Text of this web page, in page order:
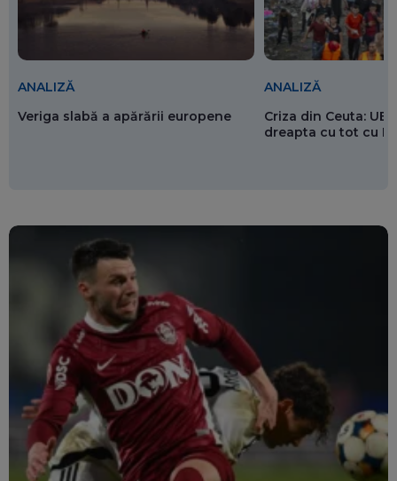
ANALIZĂ
Veriga slabă a apărării europene
ANALIZĂ
Criza din Ceuta: UE
dreapta cu tot cu